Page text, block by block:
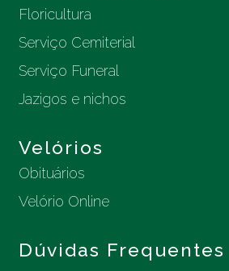
Floricultura
Serviço Cemiterial
Serviço Funeral
Jazigos e nichos
Velórios
Obituários
Velório Online
Dúvidas Frequentes